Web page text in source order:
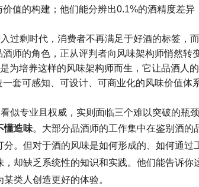
值的构建；他们能分辨出0.1%的酒精度差异
过剩时代，消费者不再满足于好酒的标签，
师的角色，正从评判者向风味架构师悄然转
为培养这样的风味架构师而生，它让品酒人
套可感知、可设计、可商业化的风味价值体系
似专业且权威，实则面临三个难以突破的瓶颈
懂造味。大部分品酒师的工作集中在鉴别酒的
分。但对于酒的风味是如何形成的、如何通过
，却缺乏系统性的知识和实践。他们能告诉你
类人创造更好的体验。